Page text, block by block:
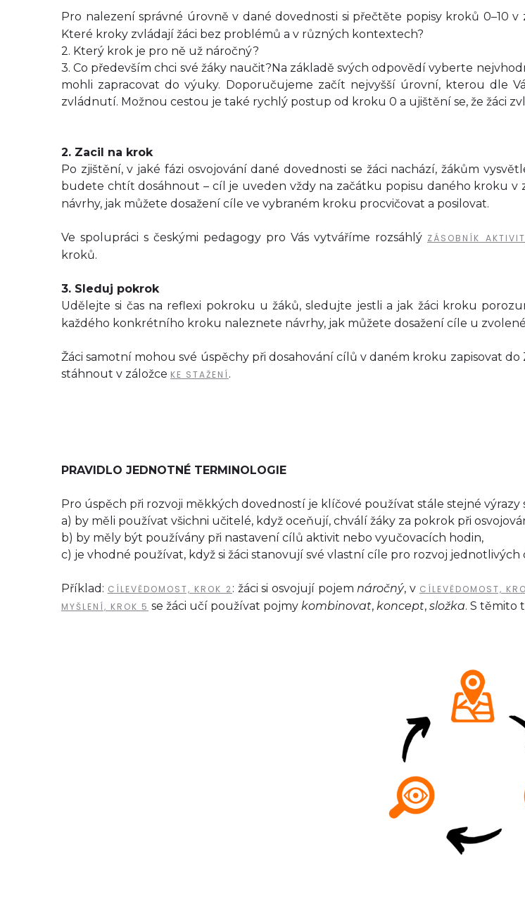
Pro nalezení správné úrovně v dané dovednosti si přečtěte popisy kroků 0–10 v
Které kroky zvládají žáci bez problémů a v různých kontextech?
2. Který krok je pro ně už náročný?
3. Co především chci své žáky naučit?Na základě svých odpovědí vyberte
mohli zapracovat do výuky. Doporučujeme začít nejvyšší úrovní, kterou dle
zvládnutí. Možnou cestou je také rychlý postup od kroku 0 a ujištění se, že žáci
2. Zacil na krok
Po zjištění, v jaké fázi osvojování dané dovednosti se žáci nachází, žákům
budete chtít dosáhnout – cíl je uveden vždy na začátku popisu daného kroku v
návrhy, jak můžete dosažení cíle ve vybraném kroku procvičovat a posilovat.
Ve spolupráci s českými pedagogy pro Vás vytváříme rozsáhlý ZÁSOBNÍK AKTIVIT
kroků.
3. Sleduj pokrok
Udělejte si čas na reflexi pokroku u žáků, sledujte jestli a jak žáci kroku
každého konkrétního kroku naleznete návrhy, jak můžete dosažení cíle u
Žáci samotní mohou své úspěchy při dosahování cílů v daném kroku zapisovat
stáhnout v záložce KE STAŽENÍ .
PRAVIDLO JEDNOTNÉ TERMINOLOGIE
Pro úspěch při rozvoji měkkých dovedností je klíčové používat stále stejné výrazy
a) by měli používat všichni učitelé, když oceňují, chválí žáky za pokrok při
b) by měly být používány při nastavení cílů aktivit nebo vyučovacích hodin,
c) je vhodné používat, když si žáci stanovují své vlastní cíle pro rozvoj jednotlivých
Příklad: CÍLEVĚDOMOST, KROK 2: žáci si osvojují pojemnáročný, v CÍLEVĚDOMOST,
MYŠLENÍ, KROK 5 se žáci učí používat pojmy kombinovat, koncept, složka. S těmito